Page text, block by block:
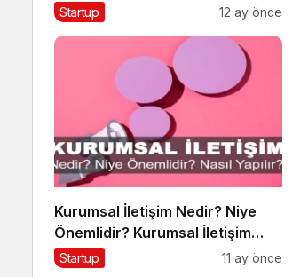
Startup 12 ay önce
Kurumsal İletişim Nedir? Niye
Önemlidir? Kurumsal İletişim
Nasıl Yapılır?
Startup 11 ay önce